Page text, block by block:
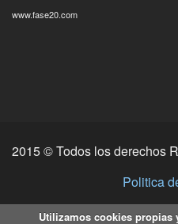
www.fase20.com
2015 © Todos los derechos
Politica
Utilizamos cookies propias